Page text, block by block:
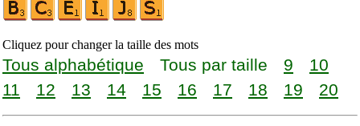
Cliquez pour changer la taille des mots
Tous alphabétique Tous par taille 9
10
11
12 13 14 15 16 17 18 19 20